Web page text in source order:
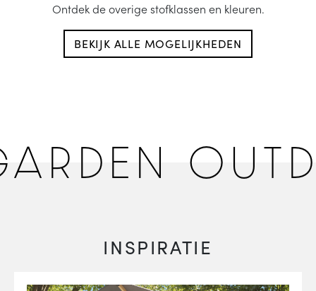
Ontdek de overige stofklassen en kleuren.
BEKIJK ALLE MOGELIJKHEDEN
INSPIRATIE